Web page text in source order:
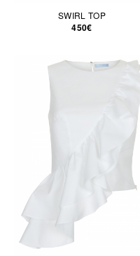
SWIRL TOP
450€